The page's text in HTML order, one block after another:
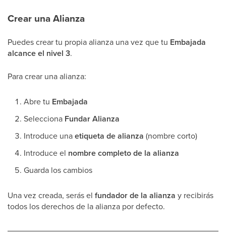
Crear una Alianza
Puedes crear tu propia alianza una vez que tu Embajada
alcance el nivel 3.
Para crear una alianza:
Abre tu Embajada
Selecciona Fundar Alianza
Introduce unaetiqueta de alianza (nombre corto)
Introduce el nombre completo de la alianza
Guarda los cambios
Una vez creada, serás el fundador de la alianza y recibirás
todos los derechos de la alianza por defecto.